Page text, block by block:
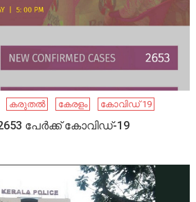
കരുതൽ കേരളം കോവിഡ് 19
പേര്‍ക്ക് കോവിഡ്-19